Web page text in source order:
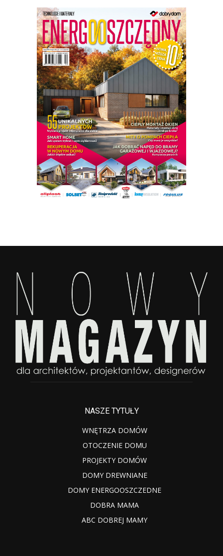
NASZE TYTUŁY
WNĘTRZA DOMÓW
OTOCZENIE DOMU
PROJEKTY DOMÓW
DOMY DREWNIANE
DOMY ENERGOOSZCZEDNE
DOBRA MAMA
ABC DOBREJ MAMY